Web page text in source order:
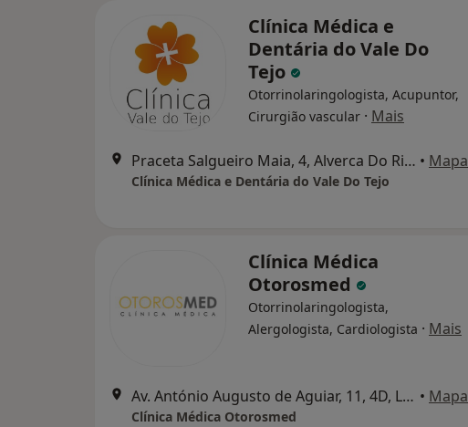
Clínica Médica e
Dentária do Vale Do
Tejo
Otorrinolaringologista, Acupuntor,
Cirurgião vascular · Mais
Praceta Salgueiro Maia, 4, Alverca Do Ribatejo • Mapa
Clínica Médica e Dentária do Vale Do Tejo
Clínica Médica
Otorosmed
Otorrinolaringologista,
Alergologista, Cardiologista · Mais
Av. António Augusto de Aguiar, 11, 4D, Lisboa • Mapa
Clínica Médica Otorosmed